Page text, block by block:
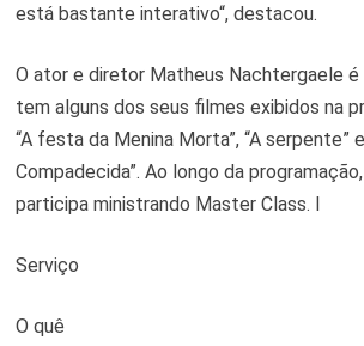
está bastante interativo“, destacou.
O ator e diretor Matheus Nachtergaele é
tem alguns dos seus filmes exibidos na
“A festa da Menina Morta”, “A serpente”
Compadecida”. Ao longo da
participa ministrando Master Class. l
Serviço
O quê